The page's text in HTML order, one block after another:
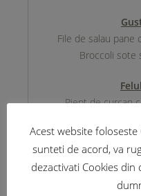
File de salau pane
Broccoli sote
Piept de curcan
Pilaf de orez
Salata
Acest website foloseste
sunteti de acord, va
dezactivati Cookies